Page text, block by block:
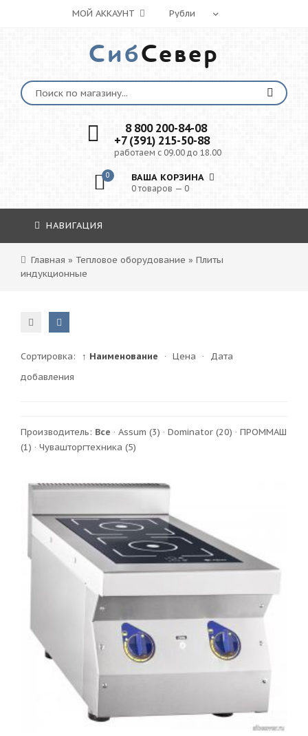
МОЙ АККАУНТ
СибСевер
8 800 200-84-08
+7 (391) 215-50-88
работаем с 09.00 до 18.00
0 ВАША КОРЗИНА
0 товаров — 0
НАВИГАЦИЯ
Главная » Тепловое оборудование » Плиты
индукционные
Сортировка: ↑ Наименование · Цена ·
Дата
добавления
Производитель: Все · Assum (3) · Dominator (20) · ПРОММАШ
(1) · Чувашторгтехника (5)